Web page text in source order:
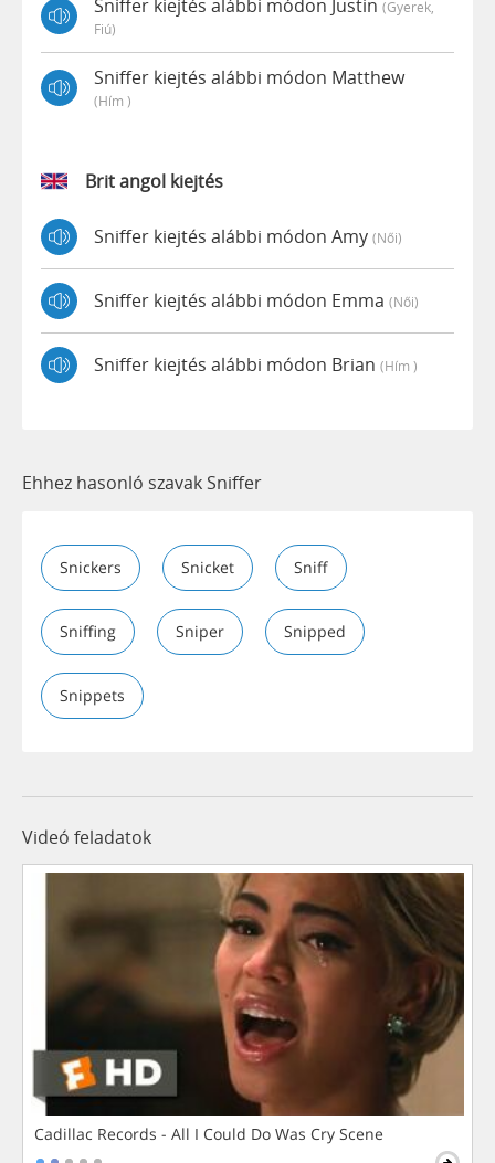
Sniffer kiejtés alábbi módon Justin (gyerek,
Fiú)
Sniffer kiejtés alábbi módon Matthew
(hím )
Brit angol kiejtés
Sniffer kiejtés alábbi módon Amy (női)
Sniffer kiejtés alábbi módon Emma (női)
Sniffer kiejtés alábbi módon Brian (hím )
Ehhez hasonló szavak Sniffer
Snickers Snicket Sniff
Sniffing Sniper Snipped
Snippets
Videó feladatok
Cadillac Records - All I Could Do Was Cry Scene